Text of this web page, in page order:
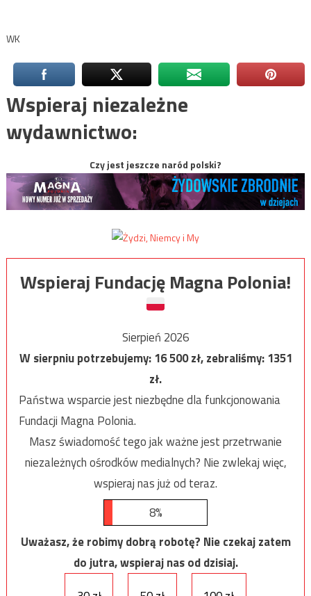
WK
Wspieraj niezależne
wydawnictwo:
Czy jest jeszcze naród polski?
Wspieraj Fundację Magna Polonia!
Sierpień 2026
W sierpniu potrzebujemy:16 500zł, zebraliśmy:1351
zł.
Państwa wsparcie jest niezbędne dla funkcjonowania
Fundacji Magna Polonia.
Masz świadomość tego jak ważne jest przetrwanie
niezależnych ośrodków medialnych? Nie zwlekaj więc,
wspieraj nas już od teraz.
8%
Uważasz, że robimy dobrą robotę? Nie czekaj zatem
do jutra, wspieraj nas od dzisiaj.